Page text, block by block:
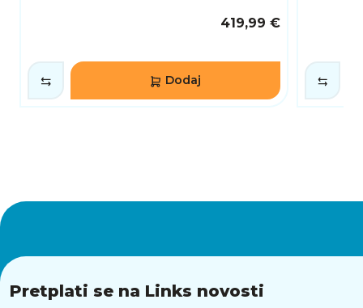
419,99 €
Dodaj
Pretplati se na Links novosti